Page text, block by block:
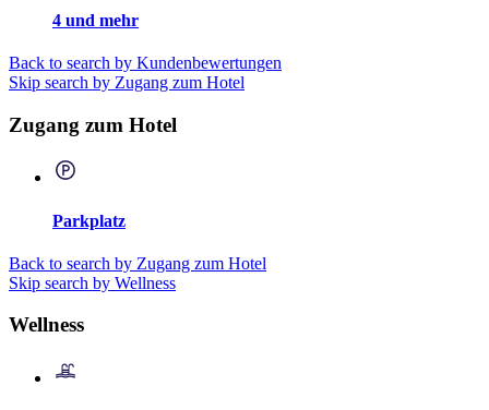
4 und mehr
Back to search by Kundenbewertungen
Skip search by Zugang zum Hotel
Zugang zum Hotel
Parkplatz
Back to search by Zugang zum Hotel
Skip search by Wellness
Wellness